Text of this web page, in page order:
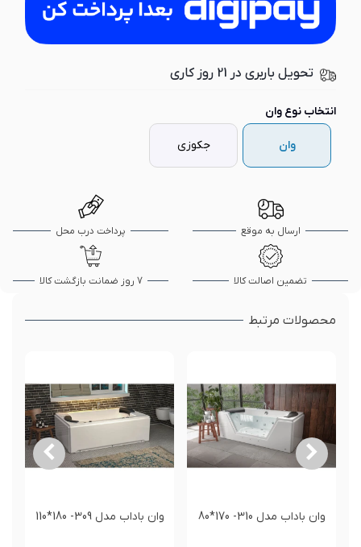
تحویل باربری در 21 روز کاری
انتخاب نوع وان
وان جکوزی
ارسال به موقع پرداخت درب محل
تضمین اصالت کالا 7 روز ضمانت بازگشت کالا
محصولات مرتبط
وان باداب مدل 310- 170*80 وان باداب مدل 309- 180*110